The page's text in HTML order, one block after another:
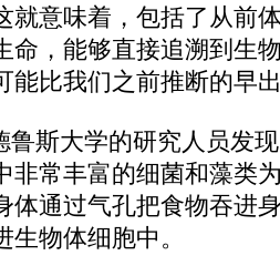
就意味着，包括了从前
命，能够直接追溯到生
能比我们之前推断的早
斯大学的研究人员发现
非常丰富的细菌和藻类
体通过气孔把食物吞进
物体细胞中。